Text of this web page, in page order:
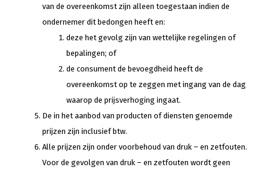
van de overeenkomst zijn alleen toegestaan indien de
ondernemer dit bedongen heeft en:
deze het gevolg zijn van wettelijke regelingen of
bepalingen; of
de consument de bevoegdheid heeft de
overeenkomst op te zeggen met ingang van de dag
waarop de prijsverhoging ingaat.
De in het aanbod van producten of diensten genoemde
prijzen zijn inclusief btw.
Alle prijzen zijn onder voorbehoud van druk – en zetfouten.
Voor de gevolgen van druk – en zetfouten wordt geen